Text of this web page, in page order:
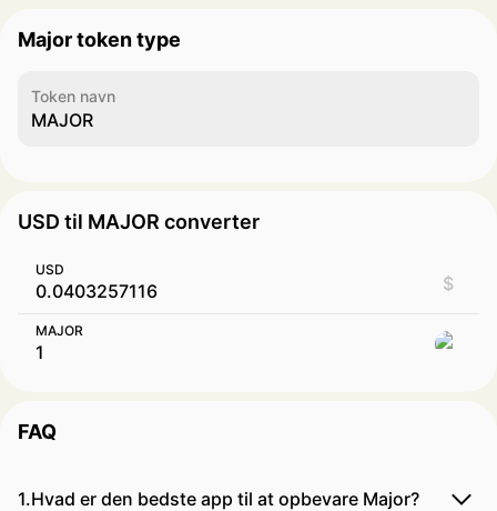
Major token type
Token navn
MAJOR
USD til MAJOR converter
USD
$
MAJOR
FAQ
1.Hvad er den bedste app til at opbevare Major?